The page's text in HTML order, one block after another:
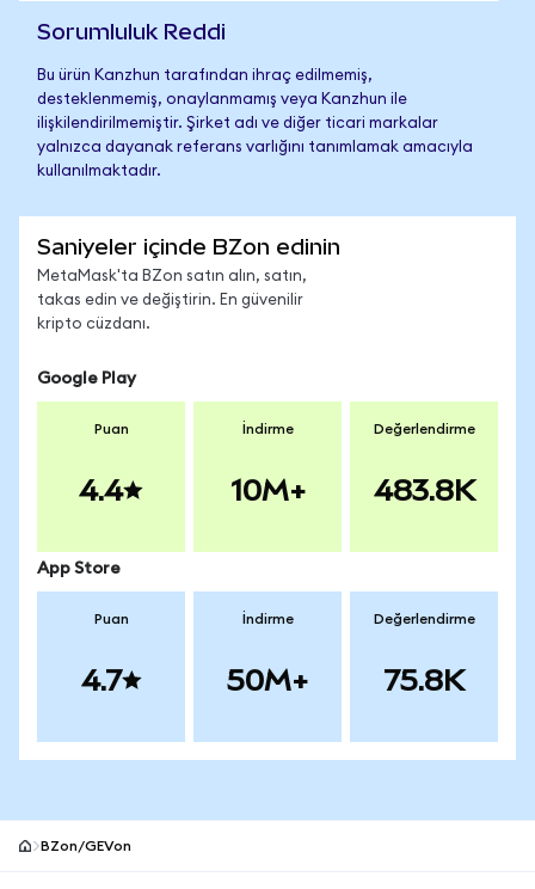
Sorumluluk Reddi
Bu ürün Kanzhun tarafından ihraç edilmemiş,
desteklenmemiş, onaylanmamış veya Kanzhun ile
ilişkilendirilmemiştir. Şirket adı ve diğer ticari markalar
yalnızca dayanak referans varlığını tanımlamak amacıyla
kullanılmaktadır.
Saniyeler içinde BZon edinin
MetaMask'ta BZon satın alın, satın,
takas edin ve değiştirin. En güvenilir
kripto cüzdanı.
Google Play
Puan
4.4
İndirme
10M+
Değerlendirme
483.8K
App Store
Puan
4.7
İndirme
50M+
Değerlendirme
75.8K
BZon/GEVon